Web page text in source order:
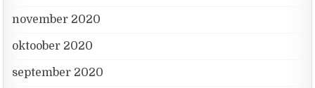
november 2020
oktoober 2020
september 2020